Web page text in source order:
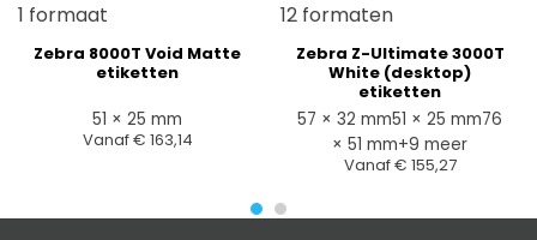
1 formaat
Zebra 8000T Void Matte
etiketten
51 × 25 mm
Vanaf€ 163,14
12 formaten
Zebra Z-Ultimate 3000T
White (desktop)
etiketten
57 × 32 mm51 × 25 mm76
× 51 mm+9 meer
Vanaf€ 155,27